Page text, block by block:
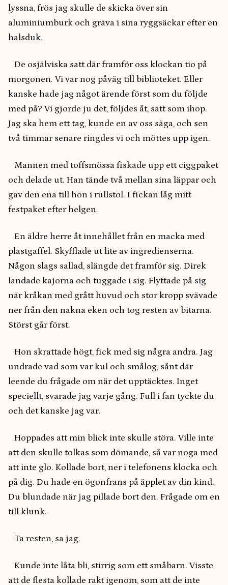
lyssna, frös jag skulle de skicka över sin
aluminiumburk och gräva i sina ryggsäckar efter en
halsduk.
De osjälviska satt där framför oss klockan tio på
morgonen. Vi var nog påväg till biblioteket. Eller
kanske hade jag något ärende först som du följde
med på? Vi gjorde ju det, följdes åt, satt som ihop.
Jag ska hem ett tag, kunde en av oss säga, och sen
två timmar senare ringdes vi och möttes upp igen.
Mannen med toffsmössa fiskade upp ett ciggpaket
och delade ut. Han tände två mellan sina läppar och
gav den ena till hon i rullstol. I fickan låg mitt
festpaket efter helgen.
En äldre herre åt innehållet från en macka med
plastgaffel. Skyfflade ut lite av ingredienserna.
Någon slags sallad, slängde det framför sig. Direk
landade kajorna och tuggade i sig. Flyttade på sig
när kråkan med grått huvud och stor kropp svävade
ner från den nakna eken och tog resten av bitarna.
Störst går först.
Hon skrattade högt, fick med sig några andra. Jag
undrade vad som var kul och smålog, sånt där
leende du frågade om när det upptäcktes. Inget
speciellt, svarade jag varje gång. Full i fan tyckte du
och det kanske jag var.
Hoppades att min blick inte skulle störa. Ville inte
att den skulle tolkas som dömande, så var noga med
att inte glo. Kollade bort, ner i telefonens klocka och
på dig. Du hade en ögonfrans på äpplet av din kind.
Du blundade när jag pillade bort den. Frågade om en
till klunk.
Ta resten, sa jag.
Kunde inte låta bli, stirrig som ett småbarn. Visste
att de flesta kollade rakt igenom, som att de inte